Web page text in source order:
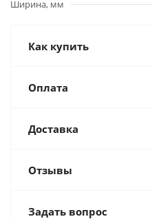
Ширина, мм
Как купить
Оплата
Доставка
Отзывы
Задать вопрос